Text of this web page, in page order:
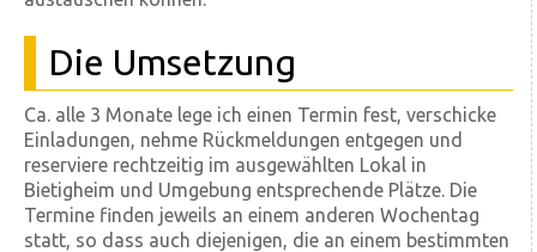
Die Umsetzung
Ca. alle 3 Monate lege ich einen Termin fest, verschicke
Einladungen, nehme Rückmeldungen entgegen und
reserviere rechtzeitig im ausgewählten Lokal in
Bietigheim und Umgebung entsprechende Plätze. Die
Termine finden jeweils an einem anderen Wochentag
statt, so dass auch diejenigen, die an einem bestimmten